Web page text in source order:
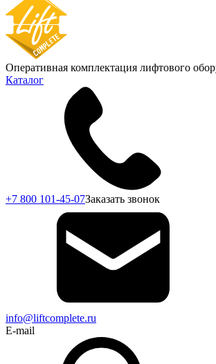
Оперативная комплектация лифтового
Каталог
+7 800 101-45-07Заказать звонок
info@liftcomplete.ru
E-mail